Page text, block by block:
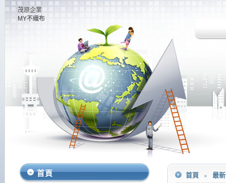
茂原企業
MY不織布
首頁 ﹥ 最
首頁